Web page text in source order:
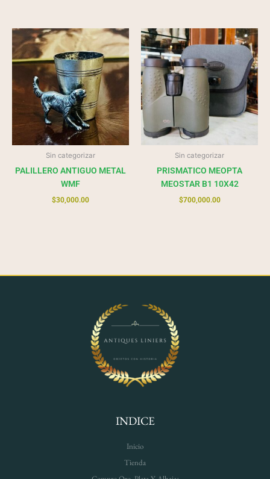
Sin categorizar
PALILLERO ANTIGUO METAL
WMF
$30,000.00
Sin categorizar
PRISMATICO MEOPTA
MEOSTAR B1 10X42
$700,000.00
INDICE
Inicio
Tienda